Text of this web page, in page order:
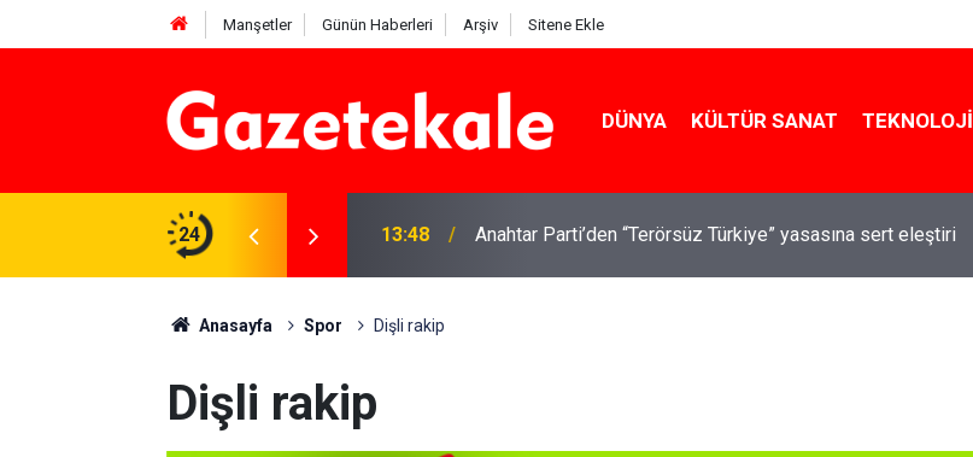
Manşetler Günün Haberleri Arşiv Sitene Ekle
DÜNYA KÜLTÜR SANAT TEKNOLOJI
24
Beyaz Listeden aday 13:48 Anahtar Parti’den “Terörsüz Türkiye” yasasına sert eleştiri
Anasayfa Spor Dişli rakip
Dişli rakip